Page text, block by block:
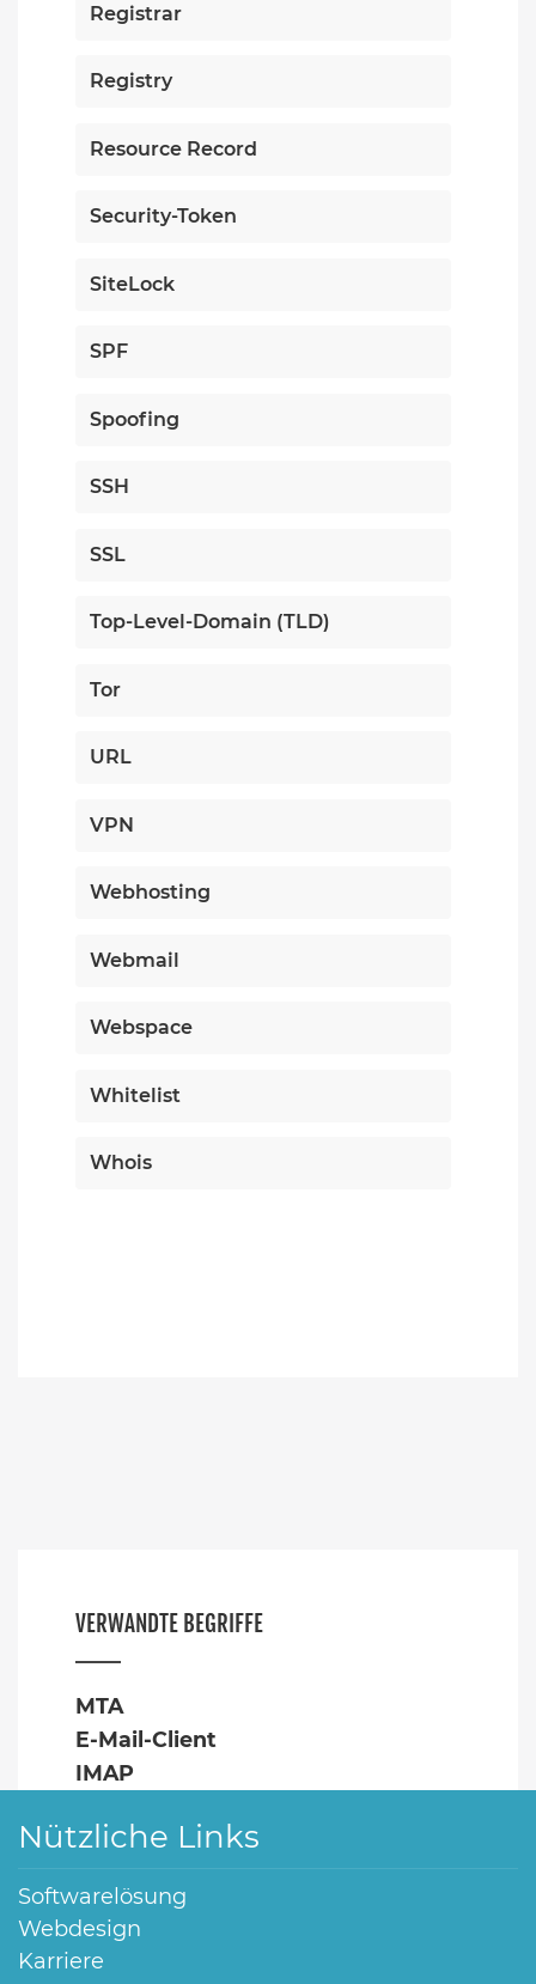
Registrar
Registry
Resource Record
Security-Token
SiteLock
SPF
Spoofing
SSH
SSL
Top-Level-Domain (TLD)
Tor
URL
VPN
Webhosting
Webmail
Webspace
Whitelist
Whois
VERWANDTE BEGRIFFE
MTA
E-Mail-Client
IMAP
Nützliche Links
Softwarelösung
Webdesign
Karriere